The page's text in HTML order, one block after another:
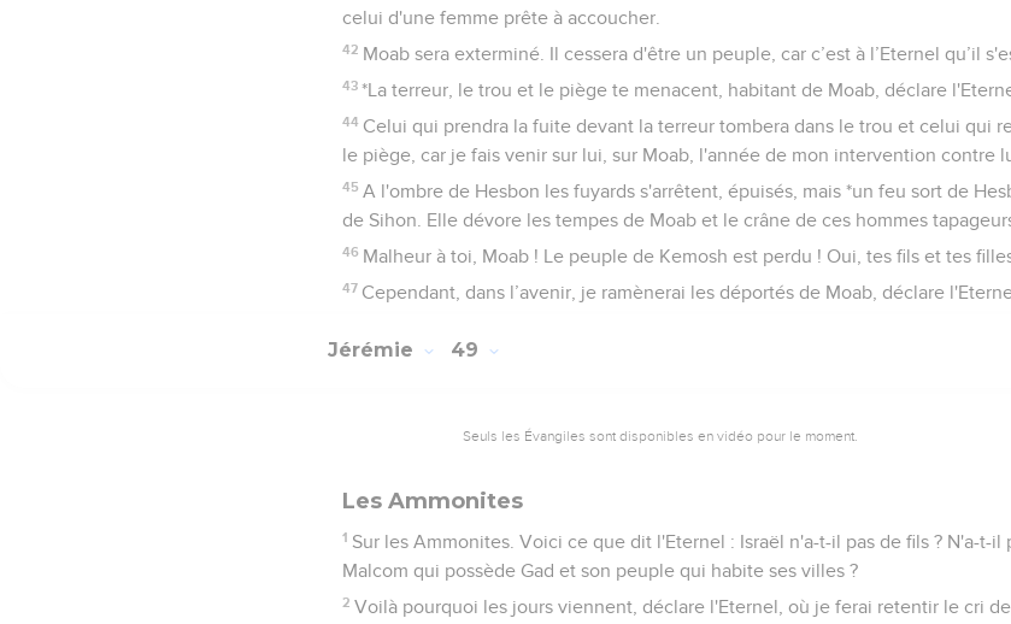
celui d'une femme prête à accoucher.
42 Moab sera exterminé. Il cessera d'être un peuple, car c’est à l’Eternel qu’il
43 *La terreur, le trou et le piège te menacent, habitant de Moab, déclare
44 Celui qui prendra la fuite devant la terreur tombera dans le trou et celui qui
le piège, car je fais venir sur lui, sur Moab, l'année de mon intervention contre
45 A l'ombre de Hesbon les fuyards s'arrêtent, épuisés, mais *un feu sort de
de Sihon. Elle dévore les tempes de Moab et le crâne de ces hommes
46 Malheur à toi, Moab ! Le peuple de Kemosh est perdu ! Oui, tes fils et tes
47 Cependant, dans l’avenir, je ramènerai les déportés de Moab, déclare
Jérémie 49
Seuls les Évangiles sont disponibles en vidéo pour le moment.
Les Ammonites
1 Sur les Ammonites. Voici ce que dit l'Eternel : Israël n'a-t-il pas de fils ? N'a-t-il
Malcom qui possède Gad et son peuple qui habite ses villes ?
2 Voilà pourquoi les jours viennent, déclare l'Eternel, où je ferai retentir le cri